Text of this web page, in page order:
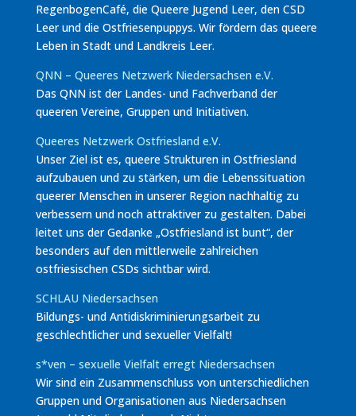
RegenbogenCafé, die Queere Jugend Leer, den CSD
Leer und die Ostfriesenpuppys. Wir fördern das queere
Leben in Stadt und Landkreis Leer.
QNN – Queeres Netzwerk Niedersachsen e.V.
Das QNN ist der Landes- und Fachverband der
queeren Vereine, Gruppen und Initiativen.
Queeres Netzwerk Ostfriesland e.V.
Unser Ziel ist es, queere Strukturen in Ostfriesland
aufzubauen und zu stärken, um die Lebenssituation
queerer Menschen in unserer Region nachhaltig zu
verbessern und noch attraktiver zu gestalten. Dabei
leitet uns der Gedanke „Ostfriesland ist bunt“, der
besonders auf den mittlerweile zahlreichen
ostfriesischen CSDs sichtbar wird.
SCHLAU Niedersachsen
Bildungs- und Antidiskriminierungsarbeit zu
geschlechtlicher und sexueller Vielfalt!
s*ven – sexuelle Vielfalt erregt Niedersachsen
Wir sind ein Zusammenschluss von unterschiedlichen
Gruppen und Organisationen aus Niedersachsen